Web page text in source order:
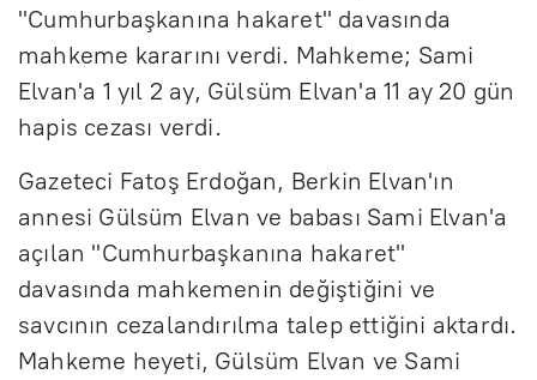
"Cumhurbaşkanına hakaret" davasında
mahkeme kararını verdi. Mahkeme; Sami
Elvan'a 1 yıl 2 ay, Gülsüm Elvan'a 11 ay 20 gün
hapis cezası verdi.
Gazeteci Fatoş Erdoğan, Berkin Elvan'ın
annesi Gülsüm Elvan ve babası Sami Elvan'a
açılan "Cumhurbaşkanına hakaret"
davasında mahkemenin değiştiğini ve
savcının cezalandırılma talep ettiğini aktardı.
Mahkeme heyeti, Gülsüm Elvan ve Sami